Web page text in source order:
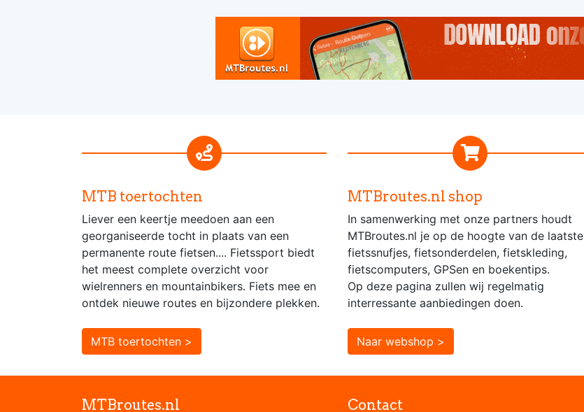
MTB toertochten
Liever een keertje meedoen aan een
georganiseerde tocht in plaats van een
permanente route fietsen.... Fietssport biedt
het meest complete overzicht voor
wielrenners en mountainbikers. Fiets mee en
ontdek nieuwe routes en bijzondere plekken.
MTB toertochten >
MTBroutes.nl shop
In samenwerking met onze partners houdt
MTBroutes.nl je op de hoogte van de laatste
fietssnufjes, fietsonderdelen, fietskleding,
fietscomputers, GPSen en boekentips.
Op deze pagina zullen wij regelmatig
interressante aanbiedingen doen.
Naar webshop >
MTBroutes.nl Contact